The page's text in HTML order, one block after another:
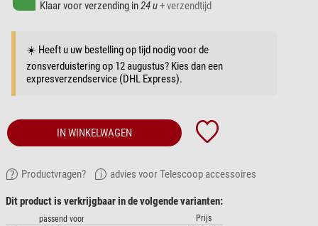
Klaar voor verzending in24 u+ verzendtijd
☀️ Heeft u uw bestelling op tijd nodig voor de
zonsverduistering op 12 augustus? Kies dan een
expresverzendservice (DHL Express).
IN WINKELWAGEN
Productvragen? advies voor Telescoop accessoires
Dit product is verkrijgbaar in de volgende varianten:
passend voor Prijs